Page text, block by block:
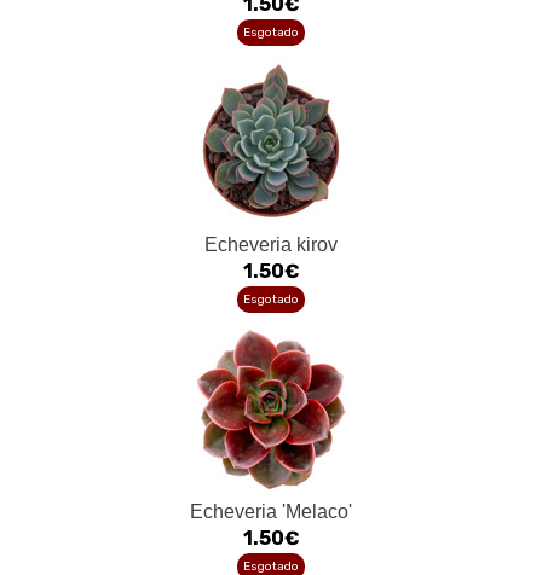
Esgotado
Echeveria kirov
1.50€
Esgotado
Echeveria 'Melaco'
1.50€
Esgotado